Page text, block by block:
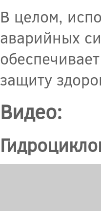
В целом,
аварийных
защиту
Видео: